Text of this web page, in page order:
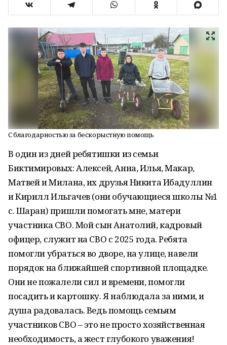
С благодарностью за бескорыстную помощь
В один из дней ребятишки из семьи
Биктимировых: Алексей, Анна, Илья, Макар,
Матвей и Милана, их друзья Никита Ибадуллин
и Кирилл Ильгачев (они обучающиеся школы №1
с. Шаран) пришли помогать мне, матери
участника СВО. Мой сын Анатолий, кадровый
офицер, служит на СВО с 2025 года. Ребята
помогли убраться во дворе, на улице, навели
порядок на ближайшей спортивной площадке.
Они не пожалели сил и времени, помогли
посадить и картошку. Я наблюдала за ними, и
душа радовалась. Ведь помощь семьям
участников СВО – это не просто хозяйственная
необходимость, а жест глубокого уважения!